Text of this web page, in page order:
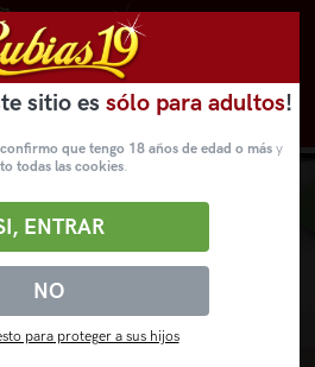
sitio es sólo para adultos!
confirmo que tengo 18 años de edad o másy
todas las cookies.
NO
ENTRAR
para proteger a sus hijos